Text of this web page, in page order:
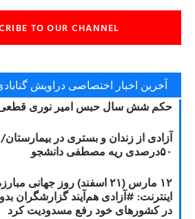
TO OUR CHANNEL
آخرین اخبار اختصاصی دراویش
حکم شش سال حبس امیر نوری
آزادی از زندان و بستری در بیمارستان/
۵۰درصدی ریه مصطفی دانشجو
۱۲ مارس (۲۱ اسفند) روز جهانی
در کشورهای خود رفع مسدودیت کرد